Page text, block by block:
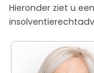
Hieronder ziet u